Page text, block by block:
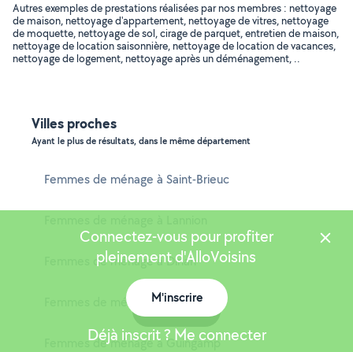
Autres exemples de prestations réalisées par nos membres : nettoyage
de maison, nettoyage d'appartement, nettoyage de vitres, nettoyage
de moquette, nettoyage de sol, cirage de parquet, entretien de maison,
nettoyage de location saisonnière, nettoyage de location de vacances,
nettoyage de logement, nettoyage après un déménagement, ..
Villes proches
Ayant le plus de résultats, dans le même département
Femmes de ménage à Saint-Brieuc
Femmes de ménage à Dinan
Femmes de ménage à Plérin
Femmes de ménage à Guingamp
Connectez-vous pour profiter
pleinement d'AlloVoisins
M'inscrire
Déjà inscrit ? Me connecter